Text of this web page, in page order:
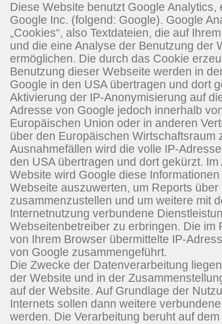
Diese Website benutzt Google
Google Inc. (folgend: Google). Google
„Cookies“, also Textdateien, die auf
und die eine Analyse der Benutzung der
ermöglichen. Die durch das Cookie
Benutzung dieser Webseite werden in
Google in den USA übertragen und dort
Aktivierung der IP-Anonymisierung auf
Adresse von Google jedoch innerhalb
Europäischen Union oder in anderen
über den Europäischen Wirtschaftsraum
Ausnahmefällen wird die volle IP-
den USA übertragen und dort gekürzt.
Website wird Google diese
Webseite auszuwerten, um Reports
zusammenzustellen und um weitere mit
Internetnutzung verbundene
Webseitenbetreiber zu erbringen. Die im
von Ihrem Browser übermittelte IP-
von Google zusammengeführt.
Die Zwecke der Datenverarbeitung
der Website und in der
auf der Website. Auf Grundlage der
Internets sollen dann weitere
werden. Die Verarbeitung beruht auf